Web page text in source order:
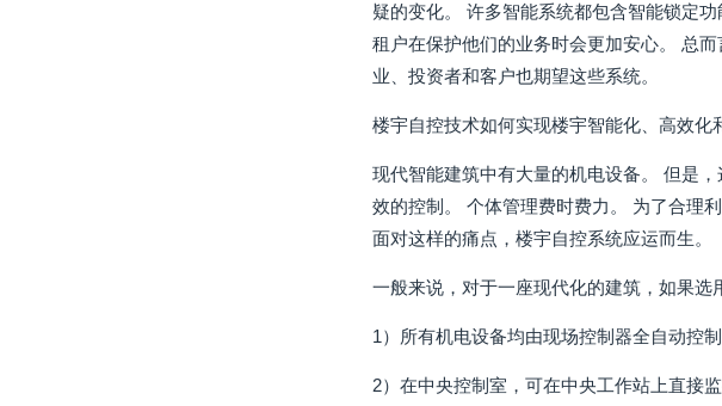
疑的变化。 许多智能系统都包含智能锁定
租户在保护他们的业务时会更加安心。 总
业、投资者和客户也期望这些系统。
楼宇自控技术如何实现楼宇智能化、高效化
现代智能建筑中有大量的机电设备。 但是
效的控制。 个体管理费时费力。 为了合理
面对这样的痛点，楼宇自控系统应运而生。
一般来说，对于一座现代化的建筑，如果选
1）所有机电设备均由现场控制器全自动控
2）在中央控制室，可在中央工作站上直接